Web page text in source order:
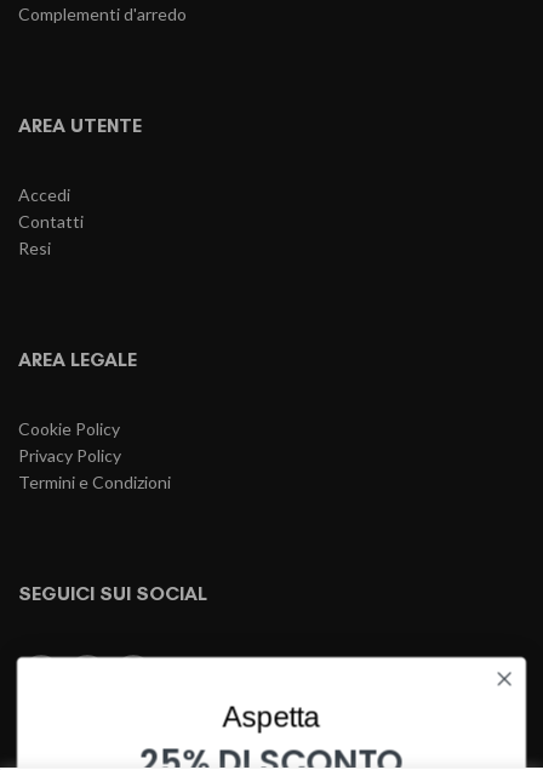
Complementi d'arredo
AREA UTENTE
Accedi
Contatti
Resi
AREA LEGALE
Cookie Policy
Privacy Policy
Termini e Condizioni
SEGUICI SUI SOCIAL
PAGAMENTI SICURI
Aspetta